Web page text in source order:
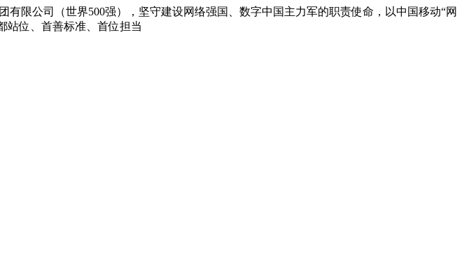
限公司（世界500强），坚守建设网络强国、数字中国主力军的职责使命，以中国移动“网
站位、首善标准、首位担当